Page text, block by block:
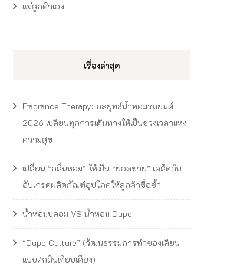
แม่ลูกติวเอง
เรื่องล่าสุด
Fragrance Therapy: กลยุทธ์น้ำหอมรถยนต์
2026 เปลี่ยนทุกการเดินทางให้เป็นช่วงเวลาแห่ง
ความสุข
เปลี่ยน “กลิ่นหอม” ให้เป็น “ยอดขาย” เคล็ดลับ
อัปเกรดผลิตภัณฑ์อุปโภคให้ลูกค้าซื้อซ้ำ
น้ำหอมปลอม VS น้ำหอม Dupe
“Dupe Culture” (วัฒนธรรมการทำของเลียน
แบบ/กลิ่นเทียบเคียง)